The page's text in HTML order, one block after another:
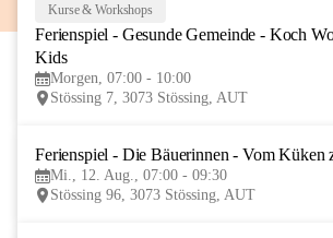
Kurse & Workshops
Ferienspiel - Gesunde Gemeinde - Koch
Kids
Morgen, 07:00 - 10:00
Stössing 7, 3073 Stössing, AUT
Ferienspiel - Die Bäuerinnen - Vom Küken
Mi., 12. Aug., 07:00 - 09:30
Stössing 96, 3073 Stössing, AUT